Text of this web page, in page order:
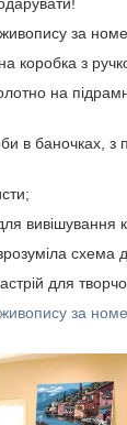
за
коробка з
на
в баночках, з
вивішування
схема
для
за